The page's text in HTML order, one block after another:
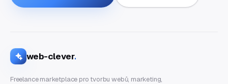
web-clever.
Freelance marketplace pro tvorbu webů, marketing,